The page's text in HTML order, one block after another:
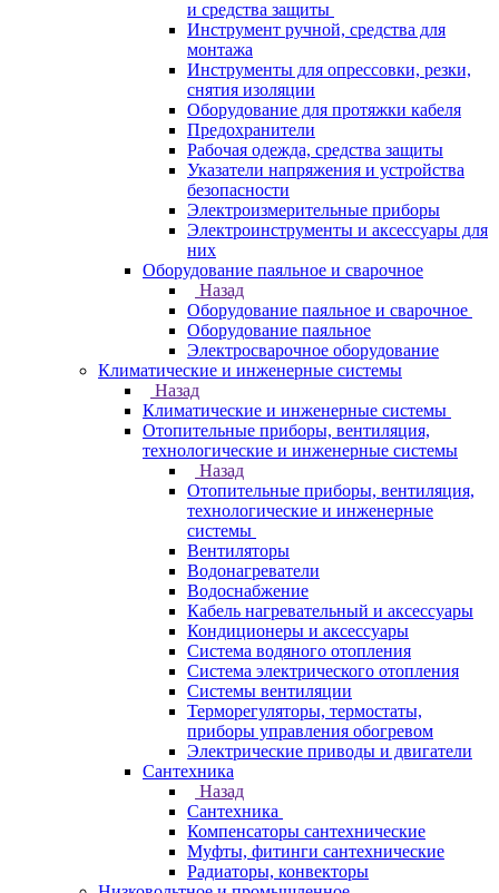
и средства защиты
Инструмент ручной, средства для
монтажа
Инструменты для опрессовки, резки,
снятия изоляции
Оборудование для протяжки кабеля
Предохранители
Рабочая одежда, средства защиты
Указатели напряжения и устройства
безопасности
Электроизмерительные приборы
Электроинструменты и аксессуары для
них
Оборудование паяльное и сварочное
Назад
Оборудование паяльное и сварочное
Оборудование паяльное
Электросварочное оборудование
Климатические и инженерные системы
Назад
Климатические и инженерные системы
Отопительные приборы, вентиляция,
технологические и инженерные системы
Назад
Отопительные приборы, вентиляция,
технологические и инженерные
системы
Вентиляторы
Водонагреватели
Водоснабжение
Кабель нагревательный и аксессуары
Кондиционеры и аксессуары
Система водяного отопления
Система электрического отопления
Системы вентиляции
Терморегуляторы, термостаты,
приборы управления обогревом
Электрические приводы и двигатели
Сантехника
Назад
Сантехника
Компенсаторы сантехнические
Муфты, фитинги сантехнические
Радиаторы, конвекторы